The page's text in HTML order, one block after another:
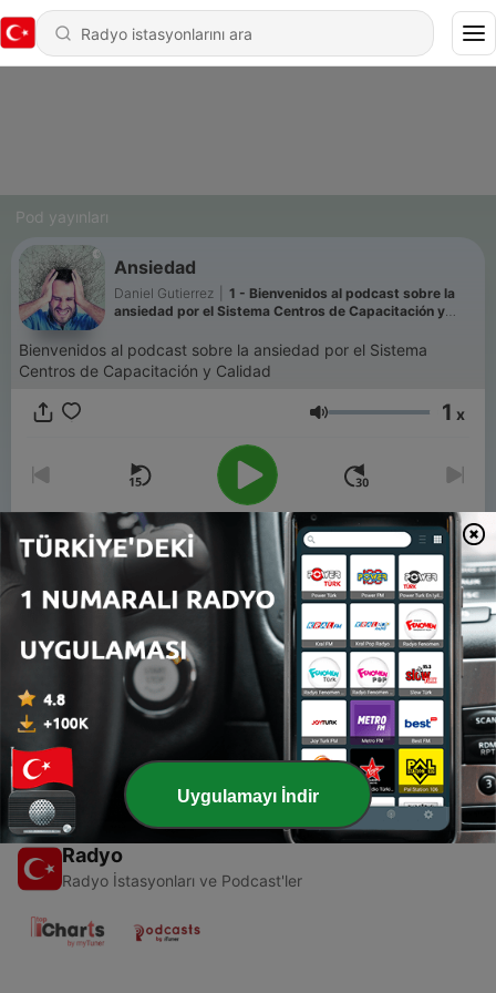
Pod yayınları
Ansiedad
Daniel Gutierrez
1 - Bienvenidos al podcast sobre la
ansiedad por el Sistema Centros de Capacitación y
Bienvenidos al podcast sobre la ansiedad por el Sistema
Centros de Capacitación y Calidad
Ses 1 x
00:00
Bölümler
1 - Bienvenidos al podcast sobre la ansiedad por el
Sistema Centros de Capacitación y Calidad
16 Nis 2020
Radyo
Radyo İstasyonları ve Podcast'ler
Uygulamayı İndir